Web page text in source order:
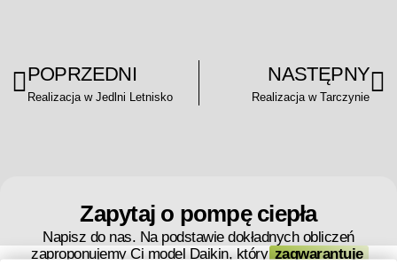
POPRZEDNI
Realizacja w Jedlni Letnisko
NASTĘPNY
Realizacja w Tarczynie
Zapytaj o pompę ciepła
Napisz do nas. Na podstawie dokładnych obliczeń
zaproponujemy Ci model Daikin, który zagwarantuje